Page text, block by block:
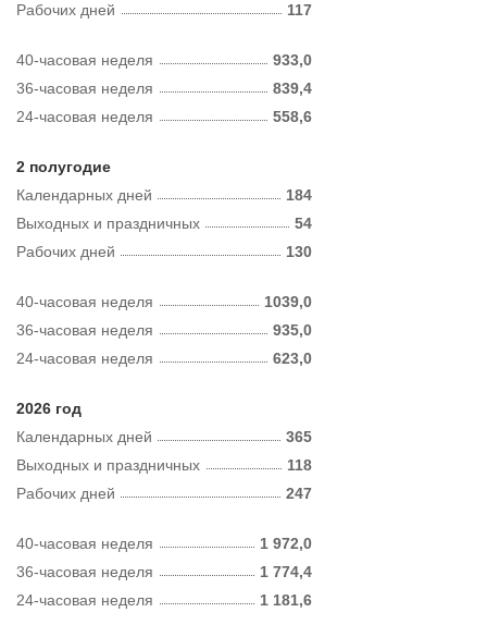
Рабочих дней 117
40-часовая неделя
933,0
36-часовая неделя
839,4
24-часовая неделя
558,6
2 полугодие
Календарных дней
184
Рабочих дней 130
Выходных и праздничных 54
40-часовая неделя
1039,0
36-часовая неделя
935,0
24-часовая неделя
623,0
2026 год
Календарных дней
365
Рабочих дней 247
Выходных и праздничных 118
40-часовая неделя
1 972,0
36-часовая неделя
1 774,4
24-часовая неделя
1 181,6